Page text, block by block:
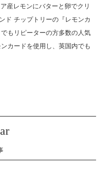
産レモンにバターと卵でクリ
ド チップトリーの『レモンカ
もリピーターの方多数の人気
カードを使用し、英国内でも